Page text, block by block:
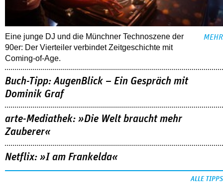
Eine junge DJ und die Münchner Technoszene der
90er: Der Vierteiler verbindet Zeitgeschichte mit
Coming-of-Age.
MEHR
Buch-Tipp: AugenBlick – Ein Gespräch mit
Dominik Graf
arte-Mediathek: »Die Welt braucht mehr
Zauberer«
Netflix: »I am Frankelda«
ALLE TIPPS